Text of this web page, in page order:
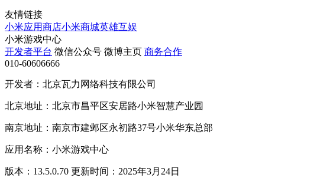
友情链接
小米应用商店小米商城英雄互娱
小米游戏中心
开发者平台 微信公众号 微博主页 商务合作
010-60606666
开发者：北京瓦力网络科技有限公司
北京地址：北京市昌平区安居路小米智慧产业园
南京地址：南京市建邺区永初路37号小米华东总部
应用名称：小米游戏中心
版本：13.5.0.70 更新时间：2025年3月24日